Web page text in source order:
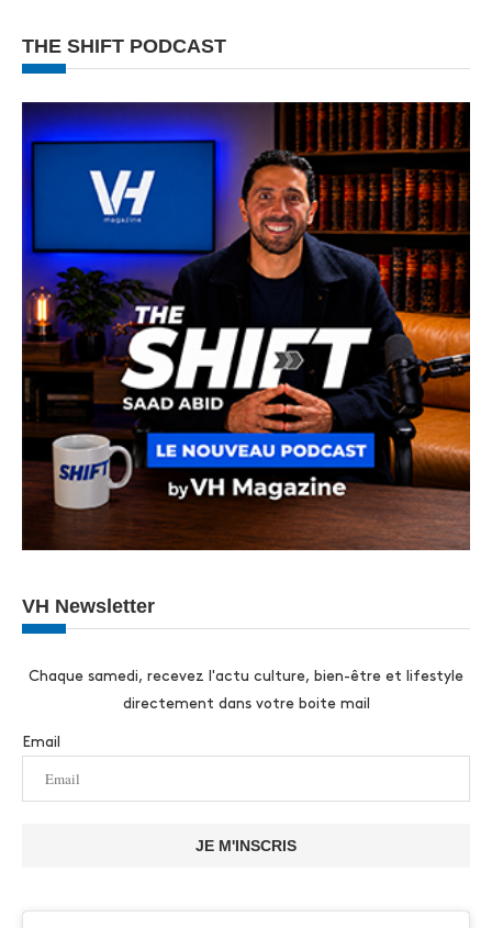
THE SHIFT PODCAST
VH Newsletter
Chaque samedi, recevez l'actu culture, bien-être et lifestyle
directement dans votre boite mail
Email
JE M'INSCRIS